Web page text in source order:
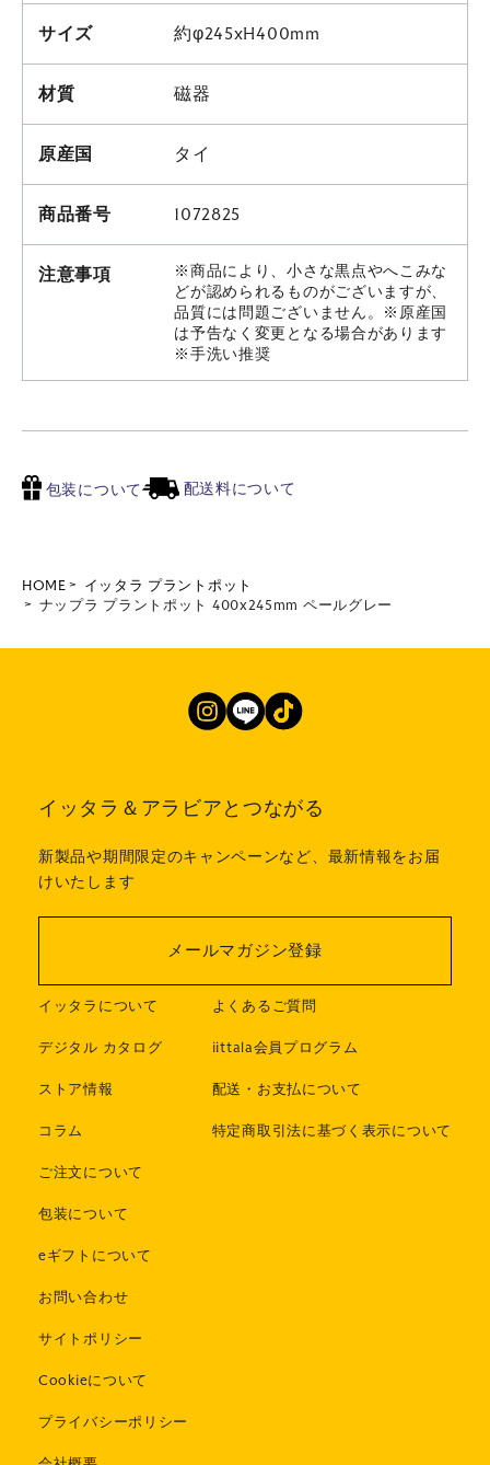
サイズ 約φ245xH400mm
材質 磁器
原産国 タイ
商品番号 1072825
注意事項
※商品により、小さな黒点やへこみな
どが認められるものがございますが、
品質には問題ございません。※原産国
は予告なく変更となる場合があります
※手洗い推奨
包装について 配送料について
HOME
イッタラ プラントポット
ナップラ プラントポット 400x245mm ペールグレー
イッタラ＆アラビアとつながる
新製品や期間限定のキャンペーンなど、最新情報をお届
けいたします
メールマガジン登録
イッタラについて
デジタル カタログ
ストア情報
コラム
ご注文について
包装について
eギフトについて
よくあるご質問
iittala会員プログラム
配送・お支払について
特定商取引法に基づく表示について
お問い合わせ
サイトポリシー
Cookieについて
プライバシーポリシー